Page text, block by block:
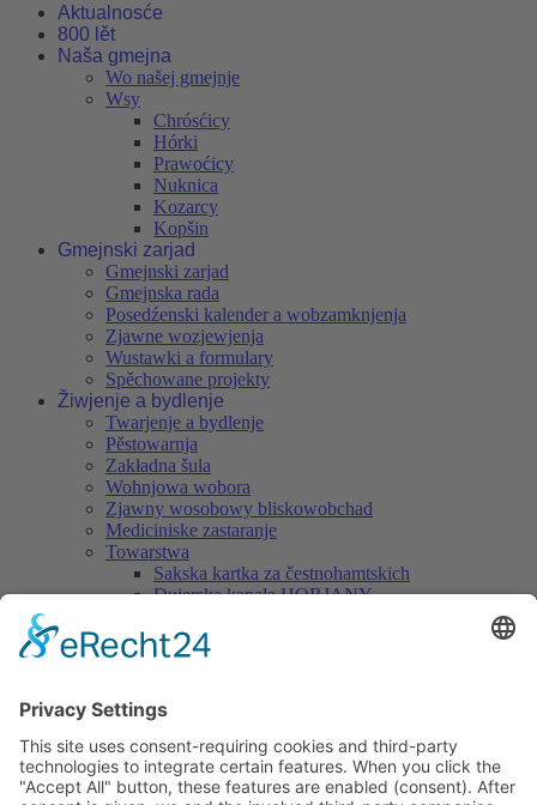
Aktualnosće
800 lět
Naša gmejna
Wo našej gmejnje
Wsy
Chrósćicy
Hórki
Prawoćicy
Nuknica
Kozarcy
Kopšin
Gmejnski zarjad
Gmejnski zarjad
Gmejnska rada
Posedźenski kalender a wobzamknjenja
Zjawne wozjewjenja
Wustawki a formulary
Spěchowane projekty
Žiwjenje a bydlenje
Twarjenje a bydlenje
Pěstowarnja
Zakładna šula
Wohnjowa wobora
Zjawny wosobowy bliskowobchad
Mediciniske zastaranje
Towarstwa
Sakska kartka za čestnohamtskich
Dujerska kapała HORJANY
Chróšćanske pasionske zjednoćenstwo
Nukničan kapałka z. t.
Wjesne towarstwo "Při skale" Hórki
Cyrkwinski chór
Serbska lajska dźiwadłowa skupina Chrósćicy
Serbske wjesne towarstwo "Domizna" Chrósćicy
Serbska pčólnica